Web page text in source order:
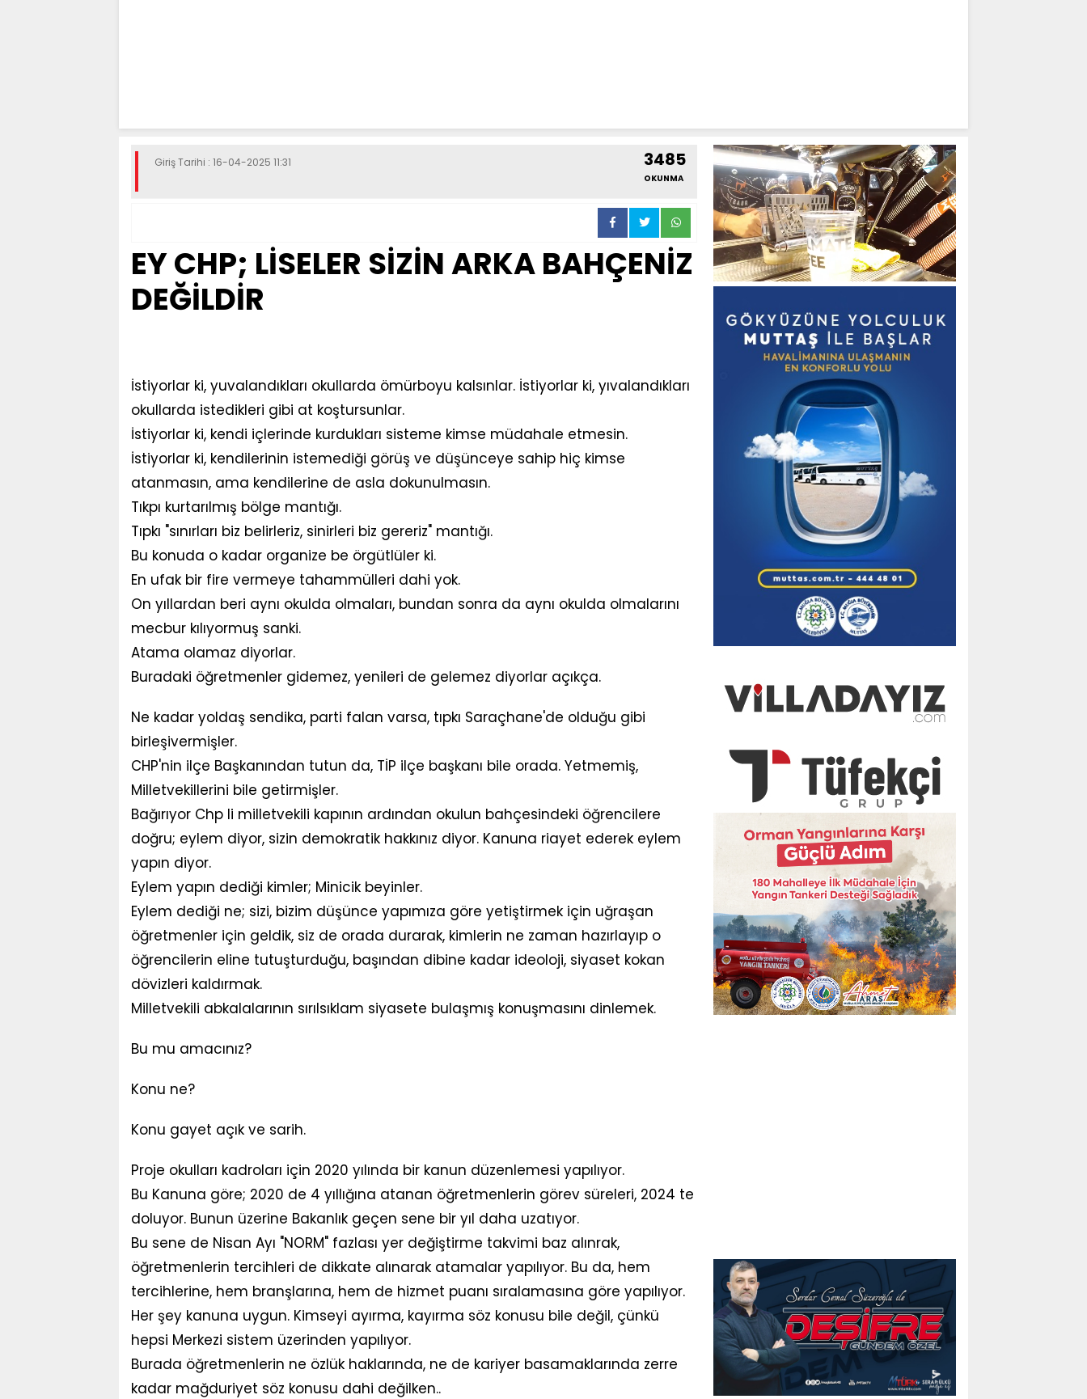
Giriş Tarihi : 16-04-2025 11:31 3485
OKUNMA
EY CHP; LİSELER SİZİN ARKA BAHÇENİZ
DEĞİLDİR
İstiyorlar ki, yuvalandıkları okullarda ömürboyu kalsınlar. İstiyorlar ki, yıvalandıkları
okullarda istedikleri gibi at koştursunlar.
İstiyorlar ki, kendi içlerinde kurdukları sisteme kimse müdahale etmesin.
İstiyorlar ki, kendilerinin istemediği görüş ve düşünceye sahip hiç kimse
atanmasın, ama kendilerine de asla dokunulmasın.
Tıkpı kurtarılmış bölge mantığı.
Tıpkı "sınırları biz belirleriz, sinirleri biz gereriz" mantığı.
Bu konuda o kadar organize be örgütlüler ki.
En ufak bir fire vermeye tahammülleri dahi yok.
On yıllardan beri aynı okulda olmaları, bundan sonra da aynı okulda olmalarını
mecbur kılıyormuş sanki.
Atama olamaz diyorlar.
Buradaki öğretmenler gidemez, yenileri de gelemez diyorlar açıkça.
Ne kadar yoldaş sendika, parti falan varsa, tıpkı Saraçhane'de olduğu gibi
birleşivermişler.
CHP'nin ilçe Başkanından tutun da, TİP ilçe başkanı bile orada. Yetmemiş,
Milletvekillerini bile getirmişler.
Bağırıyor Chp li milletvekili kapının ardından okulun bahçesindeki öğrencilere
doğru; eylem diyor, sizin demokratik hakkınız diyor. Kanuna riayet ederek eylem
yapın diyor.
Eylem yapın dediği kimler; Minicik beyinler.
Eylem dediği ne; sizi, bizim düşünce yapımıza göre yetiştirmek için uğraşan
öğretmenler için geldik, siz de orada durarak, kimlerin ne zaman hazırlayıp o
öğrencilerin eline tutuşturduğu, başından dibine kadar ideoloji, siyaset kokan
dövizleri kaldırmak.
Milletvekili abkalalarının sırılsıklam siyasete bulaşmış konuşmasını dinlemek.
Bu mu amacınız?
Konu ne?
Konu gayet açık ve sarih.
Proje okulları kadroları için 2020 yılında bir kanun düzenlemesi yapılıyor.
Bu Kanuna göre; 2020 de 4 yıllığına atanan öğretmenlerin görev süreleri, 2024 te
doluyor. Bunun üzerine Bakanlık geçen sene bir yıl daha uzatıyor.
Bu sene de Nisan Ayı "NORM" fazlası yer değiştirme takvimi baz alınrak,
öğretmenlerin tercihleri de dikkate alınarak atamalar yapılıyor. Bu da, hem
tercihlerine, hem branşlarına, hem de hizmet puanı sıralamasına göre yapılıyor.
Her şey kanuna uygun. Kimseyi ayırma, kayırma söz konusu bile değil, çünkü
hepsi Merkezi sistem üzerinden yapılıyor.
Burada öğretmenlerin ne özlük haklarında, ne de kariyer basamaklarında zerre
kadar mağduriyet söz konusu dahi değilken..